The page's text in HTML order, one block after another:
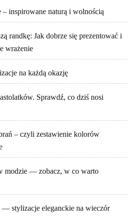
inspirowane naturą i wolnością
randkę: Jak dobrze się prezentować i
wrażenie
na każdą okazję
Sprawdź, co dziś nosi
– czyli zestawienie kolorów
modzie — zobacz, w co warto
— stylizacje eleganckie na wieczór